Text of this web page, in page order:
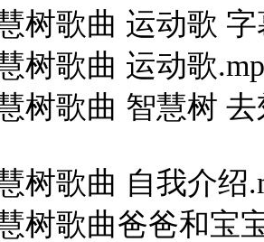
树歌曲 运动歌
树歌曲 运动歌
树歌曲 智慧树
树歌曲 自我介绍
树歌曲爸爸和宝